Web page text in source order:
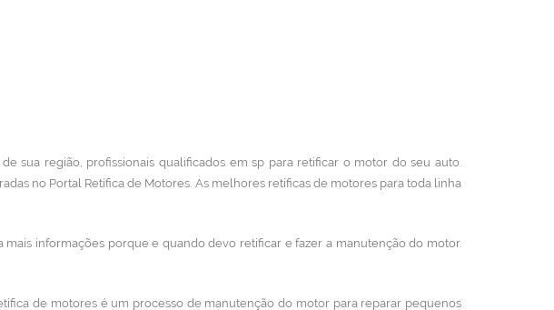
sua região, profissionais qualificados em sp para retificar o motor do seu auto.
no Portal Retífica de Motores. As melhores retíficas de motores para toda linha
informações porque e quando devo retificar e fazer a manutenção do motor.
de motores é um processo de manutenção do motor para reparar pequenos